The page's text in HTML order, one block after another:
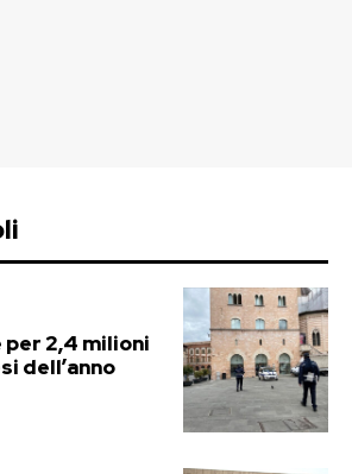
2,4 milioni
dell’anno